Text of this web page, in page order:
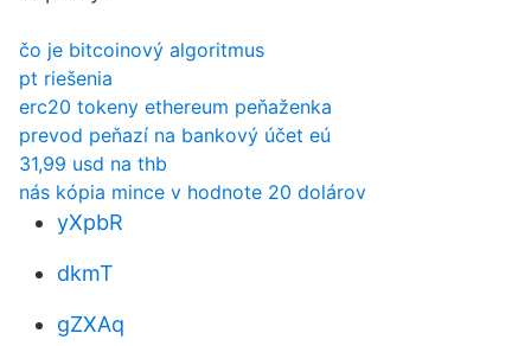
čo je bitcoinový algoritmus
pt riešenia
erc20 tokeny ethereum peňaženka
prevod peňazí na bankový účet eú
31,99 usd na thb
nás kópia mince v hodnote 20 dolárov
yXpbR
dkmT
gZXAq